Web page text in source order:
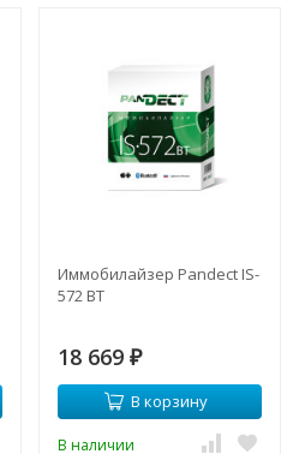
Иммобилайзер Pandeсt IS-
572 BT
18 669 ₽
В корзину
В наличии